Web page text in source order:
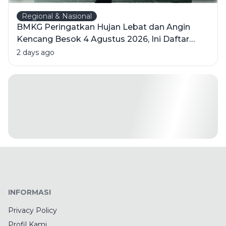
Regional & Nasional
BMKG Peringatkan Hujan Lebat dan Angin
Kencang Besok 4 Agustus 2026, Ini Daftar
Wilayahnya
2 days ago
INFORMASI
Privacy Policy